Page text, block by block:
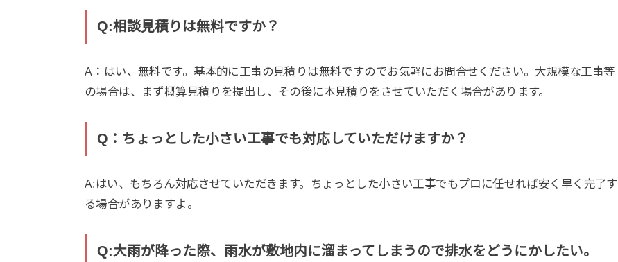
Q:相談見積りは無料ですか？
A：はい、無料です。基本的に工事の見積りは無料ですのでお気軽にお問合せください。大規模な工事等
の場合は、まず概算見積りを提出し、その後に本見積りをさせていただく場合があります。
Q：ちょっとした小さい工事でも対応していただけますか？
A:はい、もちろん対応させていただきます。ちょっとした小さい工事でもプロに任せれば安く早く完了す
る場合がありますよ。
Q:大雨が降った際、雨水が敷地内に溜まってしまうので排水をどうにかしたい。